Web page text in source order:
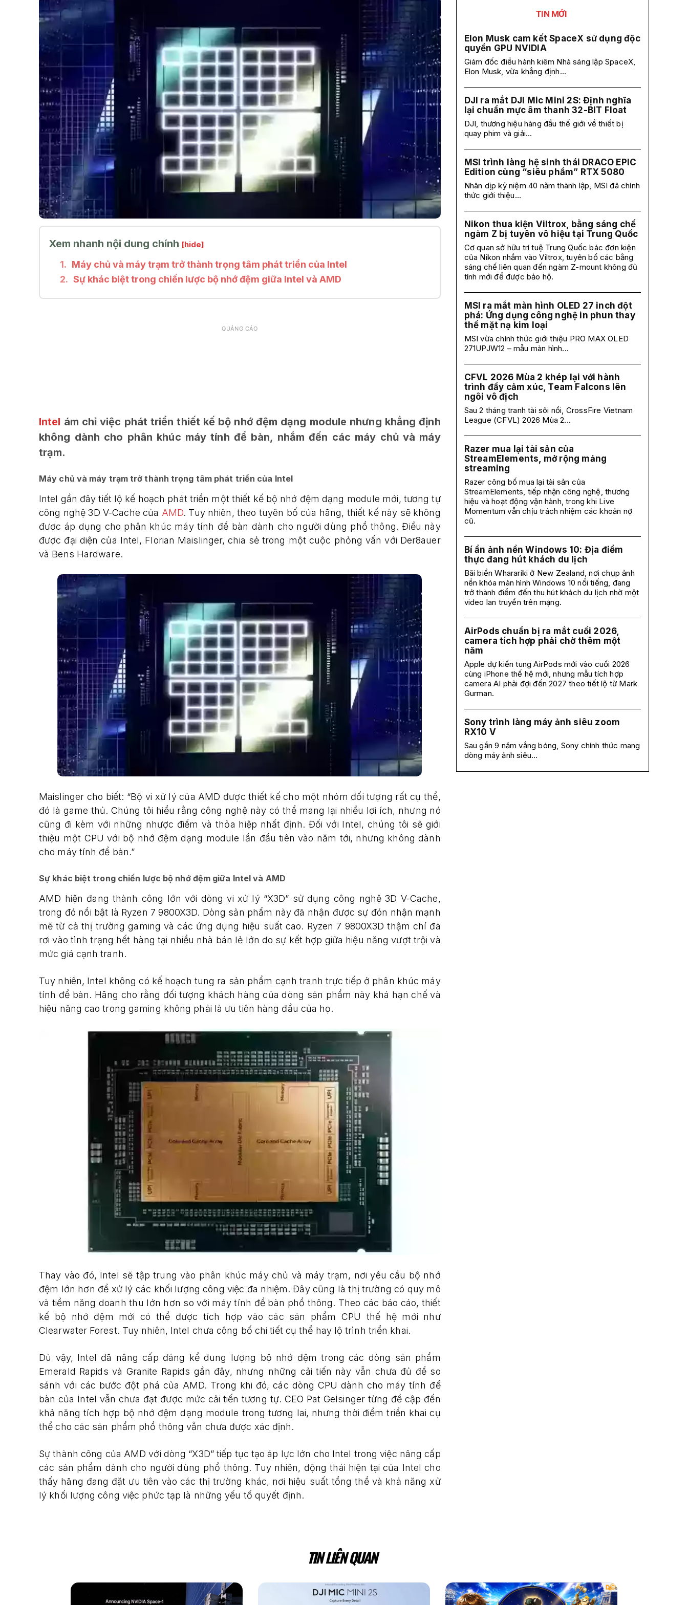
Xem nhanh nội dung chính [hide]
Máy chủ và máy trạm trở thành trọng tâm phát triển của Intel
Sự khác biệt trong chiến lược bộ nhớ đệm giữa Intel và AMD
QUẢNG CÁO
Intel ám chỉ việc phát triển thiết kế bộ nhớ đệm dạng module nhưng khẳng định
không dành cho phân khúc máy tính để bàn, nhắm đến các máy chủ và máy
trạm.
Máy chủ và máy trạm trở thành trọng tâm phát triển của Intel
Intel gần đây tiết lộ kế hoạch phát triển một thiết kế bộ nhớ đệm dạng module mới, tương tự
công nghệ 3D V-Cache của AMD. Tuy nhiên, theo tuyên bố của hãng, thiết kế này sẽ không
được áp dụng cho phân khúc máy tính để bàn dành cho người dùng phổ thông. Điều này
được đại diện của Intel, Florian Maislinger, chia sẻ trong một cuộc phỏng vấn với Der8auer
và Bens Hardware.
Maislinger cho biết: “Bộ vi xử lý của AMD được thiết kế cho một nhóm đối tượng rất cụ thể,
đó là game thủ. Chúng tôi hiểu rằng công nghệ này có thể mang lại nhiều lợi ích, nhưng nó
cũng đi kèm với những nhược điểm và thỏa hiệp nhất định. Đối với Intel, chúng tôi sẽ giới
thiệu một CPU với bộ nhớ đệm dạng module lần đầu tiên vào năm tới, nhưng không dành
cho máy tính để bàn.”
Sự khác biệt trong chiến lược bộ nhớ đệm giữa Intel và AMD
AMD hiện đang thành công lớn với dòng vi xử lý “X3D” sử dụng công nghệ 3D V-Cache,
trong đó nổi bật là Ryzen 7 9800X3D. Dòng sản phẩm này đã nhận được sự đón nhận mạnh
mẽ từ cả thị trường gaming và các ứng dụng hiệu suất cao. Ryzen 7 9800X3D thậm chí đã
rơi vào tình trạng hết hàng tại nhiều nhà bán lẻ lớn do sự kết hợp giữa hiệu năng vượt trội và
mức giá cạnh tranh.
Tuy nhiên, Intel không có kế hoạch tung ra sản phẩm cạnh tranh trực tiếp ở phân khúc máy
tính để bàn. Hãng cho rằng đối tượng khách hàng của dòng sản phẩm này khá hạn chế và
hiệu năng cao trong gaming không phải là ưu tiên hàng đầu của họ.
Thay vào đó, Intel sẽ tập trung vào phân khúc máy chủ và máy trạm, nơi yêu cầu bộ nhớ
đệm lớn hơn để xử lý các khối lượng công việc đa nhiệm. Đây cũng là thị trường có quy mô
và tiềm năng doanh thu lớn hơn so với máy tính để bàn phổ thông. Theo các báo cáo, thiết
kế bộ nhớ đệm mới có thể được tích hợp vào các sản phẩm CPU thế hệ mới như
Clearwater Forest. Tuy nhiên, Intel chưa công bố chi tiết cụ thể hay lộ trình triển khai.
Dù vậy, Intel đã nâng cấp đáng kể dung lượng bộ nhớ đệm trong các dòng sản phẩm
Emerald Rapids và Granite Rapids gần đây, nhưng những cải tiến này vẫn chưa đủ để so
sánh với các bước đột phá của AMD. Trong khi đó, các dòng CPU dành cho máy tính để
bàn của Intel vẫn chưa đạt được mức cải tiến tương tự. CEO Pat Gelsinger từng đề cập đến
khả năng tích hợp bộ nhớ đệm dạng module trong tương lai, nhưng thời điểm triển khai cụ
thể cho các sản phẩm phổ thông vẫn chưa được xác định.
Sự thành công của AMD với dòng “X3D” tiếp tục tạo áp lực lớn cho Intel trong việc nâng cấp
các sản phẩm dành cho người dùng phổ thông. Tuy nhiên, động thái hiện tại của Intel cho
thấy hãng đang đặt ưu tiên vào các thị trường khác, nơi hiệu suất tổng thể và khả năng xử
lý khối lượng công việc phức tạp là những yếu tố quyết định.
TIN MỚI
Elon Musk cam kết SpaceX sử dụng độc
quyền GPU NVIDIA
Giám đốc điều hành kiêm Nhà sáng lập SpaceX,
Elon Musk, vừa khẳng định...
DJI ra mắt DJI Mic Mini 2S: Định nghĩa
lại chuẩn mực âm thanh 32-BIT Float
DJI, thương hiệu hàng đầu thế giới về thiết bị
quay phim và giải...
MSI trình làng hệ sinh thái DRACO EPIC
Edition cùng “siêu phẩm” RTX 5080
Nhân dịp kỷ niệm 40 năm thành lập, MSI đã chính
thức giới thiệu...
Nikon thua kiện Viltrox, bằng sáng chế
ngàm Z bị tuyên vô hiệu tại Trung Quốc
Cơ quan sở hữu trí tuệ Trung Quốc bác đơn kiện
của Nikon nhắm vào Viltrox, tuyên bố các bằng
sáng chế liên quan đến ngàm Z-mount không đủ
tính mới để được bảo hộ.
MSI ra mắt màn hình OLED 27 inch đột
phá: Ứng dụng công nghệ in phun thay
thế mặt nạ kim loại
MSI vừa chính thức giới thiệu PRO MAX OLED
271UPJW12 – mẫu màn hình...
CFVL 2026 Mùa 2 khép lại với hành
trình đầy cảm xúc, Team Falcons lên
ngôi vô địch
Sau 2 tháng tranh tài sôi nổi, CrossFire Vietnam
League (CFVL) 2026 Mùa 2...
Razer mua lại tài sản của
StreamElements, mở rộng mảng
streaming
Razer công bố mua lại tài sản của
StreamElements, tiếp nhận công nghệ, thương
hiệu và hoạt động vận hành, trong khi Live
Momentum vẫn chịu trách nhiệm các khoản nợ
cũ.
Bí ẩn ảnh nền Windows 10: Địa điểm
thực đang hút khách du lịch
Bãi biển Wharariki ở New Zealand, nơi chụp ảnh
nền khóa màn hình Windows 10 nổi tiếng, đang
trở thành điểm đến thu hút khách du lịch nhờ một
video lan truyền trên mạng.
AirPods chuẩn bị ra mắt cuối 2026,
camera tích hợp phải chờ thêm một
năm
Apple dự kiến tung AirPods mới vào cuối 2026
cùng iPhone thế hệ mới, nhưng mẫu tích hợp
camera AI phải đợi đến 2027 theo tiết lộ từ Mark
Gurman.
Sony trình làng máy ảnh siêu zoom
RX10 V
Sau gần 9 năm vắng bóng, Sony chính thức mang
dòng máy ảnh siêu...
TIN LIÊN QUAN